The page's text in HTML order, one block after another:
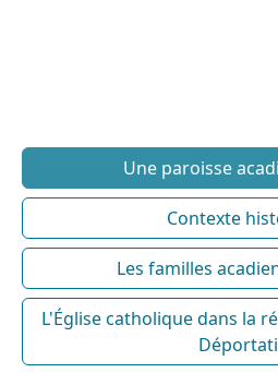
Une paroisse
Contexte
Les familles
L'Église catholique dans la